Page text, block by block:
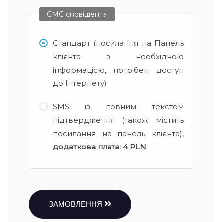
СМС сповіщення
Стандарт (посилання на Панель
клієнта з необхідною
інформацією, потрібен доступ
до Інтернету)
SMS із повним текстом
підтвердження (також містить
посилання на панель клієнта),
додаткова плата: 4 PLN
ЗАМОВЛЕННЯ